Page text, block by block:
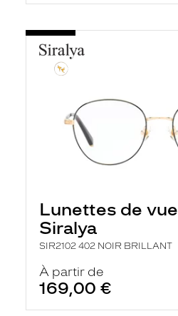
Lunettes de vue
Siralya
SIR2102 402 NOIR BRILLANT
À partir de
169,00 €